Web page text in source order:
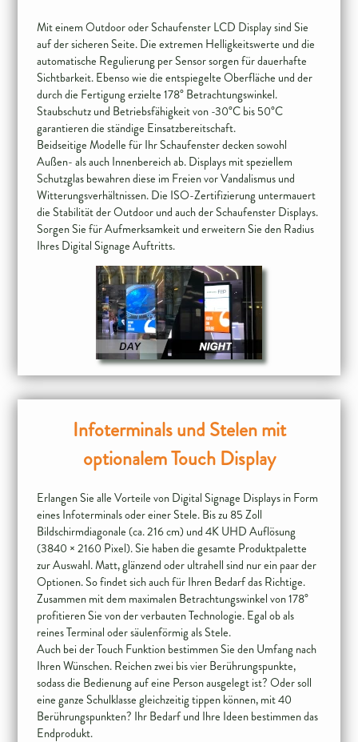
Mit einem Outdoor oder Schaufenster LCD Display sind Sie
auf der sicheren Seite. Die extremen Helligkeitswerte und die
automatische Regulierung per Sensor sorgen für dauerhafte
Sichtbarkeit. Ebenso wie die entspiegelte Oberfläche und der
durch die Fertigung erzielte 178° Betrachtungswinkel.
Staubschutz und Betriebsfähigkeit von -30°C bis 50°C
garantieren die ständige Einsatzbereitschaft.
Beidseitige Modelle für Ihr Schaufenster decken sowohl
Außen- als auch Innenbereich ab. Displays mit speziellem
Schutzglas bewahren diese im Freien vor Vandalismus und
Witterungsverhältnissen. Die ISO-Zertifizierung untermauert
die Stabilität der Outdoor und auch der Schaufenster Displays.
Sorgen Sie für Aufmerksamkeit und erweitern Sie den Radius
Ihres Digital Signage Auftritts.
Infoterminals und Stelen mit
optionalem Touch Display
Erlangen Sie alle Vorteile von Digital Signage Displays in Form
eines Infoterminals oder einer Stele. Bis zu 85 Zoll
Bildschirmdiagonale (ca. 216 cm) und 4K UHD Auflösung
(3840 × 2160 Pixel). Sie haben die gesamte Produktpalette
zur Auswahl. Matt, glänzend oder ultrahell sind nur ein paar der
Optionen. So findet sich auch für Ihren Bedarf das Richtige.
Zusammen mit dem maximalen Betrachtungswinkel von 178°
profitieren Sie von der verbauten Technologie. Egal ob als
reines Terminal oder säulenförmig als Stele.
Auch bei der Touch Funktion bestimmen Sie den Umfang nach
Ihren Wünschen. Reichen zwei bis vier Berührungspunkte,
sodass die Bedienung auf eine Person ausgelegt ist? Oder soll
eine ganze Schulklasse gleichzeitig tippen können, mit 40
Berührungspunkten? Ihr Bedarf und Ihre Ideen bestimmen das
Endprodukt.